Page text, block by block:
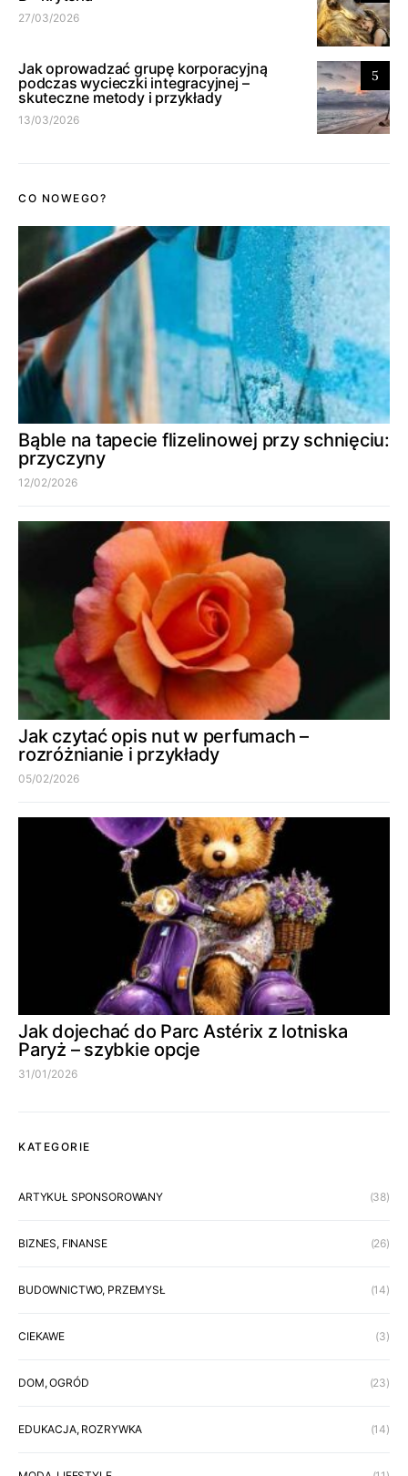
27/03/2026
5
Jak oprowadzać grupę korporacyjną
podczas wycieczki integracyjnej –
skuteczne metody i przykłady
13/03/2026
CO NOWEGO?
Bąble na tapecie flizelinowej przy schnięciu:
przyczyny
12/02/2026
Jak czytać opis nut w perfumach –
rozróżnianie i przykłady
05/02/2026
Jak dojechać do Parc Astérix z lotniska
Paryż – szybkie opcje
31/01/2026
KATEGORIE
ARTYKUŁ SPONSOROWANY (38)
BIZNES, FINANSE (26)
BUDOWNICTWO, PRZEMYSŁ (14)
CIEKAWE (3)
DOM, OGRÓD (23)
EDUKACJA, ROZRYWKA (14)